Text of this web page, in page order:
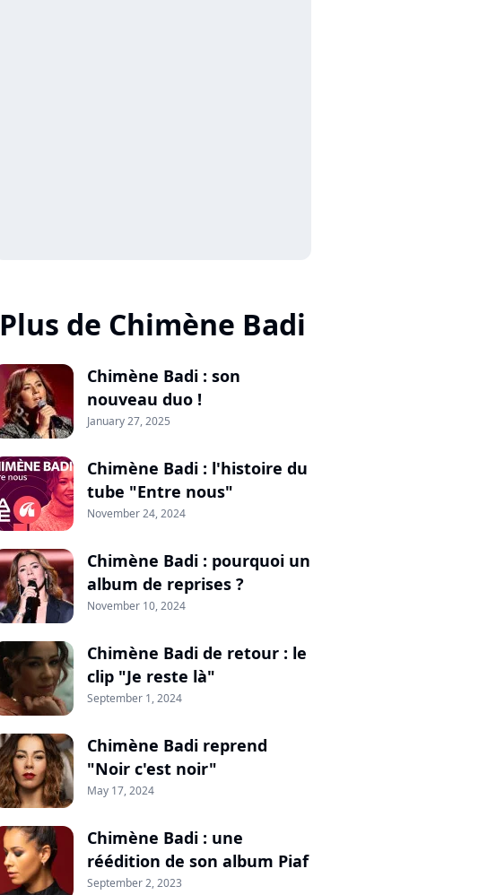
Plus de Chimène Badi
Chimène Badi : son
nouveau duo !
January 27, 2025
Chimène Badi : l'histoire du
tube "Entre nous"
November 24, 2024
Chimène Badi : pourquoi un
album de reprises ?
November 10, 2024
Chimène Badi de retour : le
clip "Je reste là"
September 1, 2024
Chimène Badi reprend
"Noir c'est noir"
May 17, 2024
Chimène Badi : une
réédition de son album Piaf
September 2, 2023